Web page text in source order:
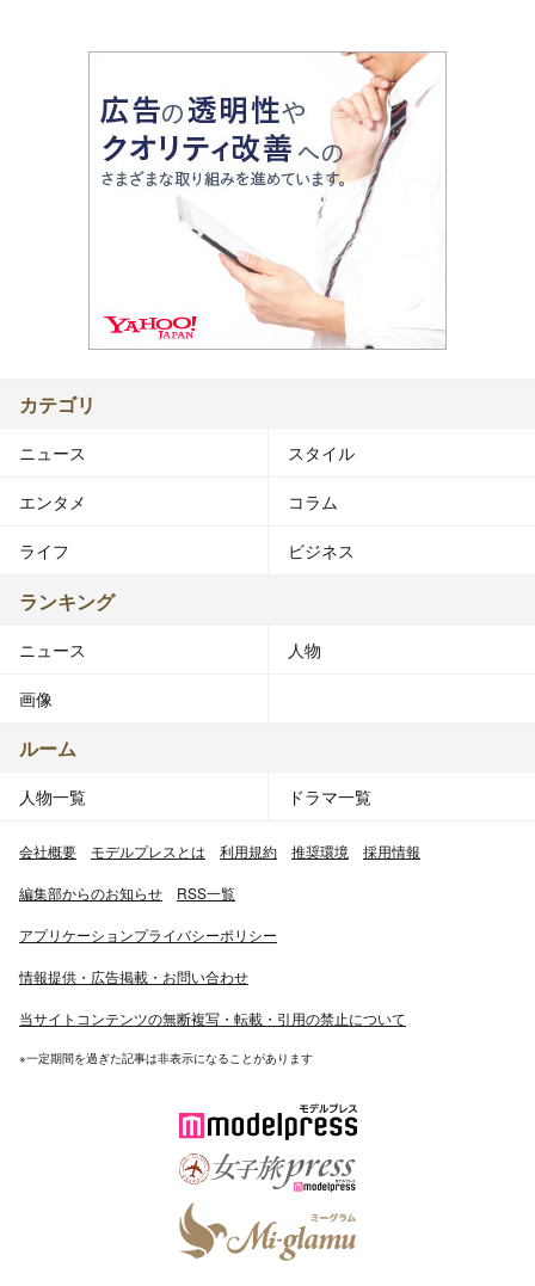
カテゴリ
ニュース スタイル
エンタメ コラム
ライフ ビジネス
ランキング
ニュース 人物
画像
ルーム
人物一覧 ドラマ一覧
会社概要 モデルプレスとは 利用規約 推奨環境 採用情報
編集部からのお知らせ RSS一覧
アプリケーションプライバシーポリシー
情報提供・広告掲載・お問い合わせ
当サイトコンテンツの無断複写・転載・引用の禁止について
※一定期間を過ぎた記事は非表示になることがあります